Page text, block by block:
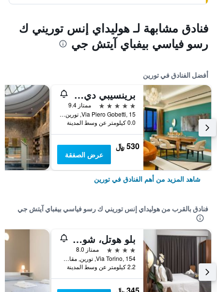
فنادق مشابهة لـ هوليداي إنس توريني ك
رسو فياسي بيفباي آيتش جي
أفضل الفنادق في تورين
برينسيبي دي بيمونت || إون إ ٕإبيرينز | بريفيريد هوتلز آند ريزورتس
5 نجوم
ممتاز 9.4
Via Piero Gobetti, 15, تورين, مقاطعة تورينو, إيطاليا
0.0 كيلومتر عن وسط المدينة
530 ﷼
عرض الصفقة
شاهد المزيد من أهم الفنادق في تورين
فنادق بالقرب من هوليداي إنس توريني ك رسو فياسي بيفباي آيتش جي
بلو هوتل، شور هوتل كوليكشن باي بست ويسترن
4 نجوم
ممتاز 8.0
Via Torino, 154, تورين, مقاطعة تورينو, إيطاليا
2.2 كيلومتر عن وسط المدينة